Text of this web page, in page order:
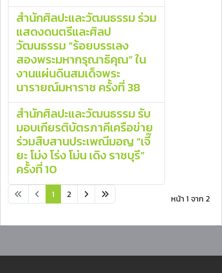
สำนักศิลปะและวัฒนธรรม ร่วม
แสดงดนตรีและศิลป
วัฒนธรรม “ร้อยบรรเลง
สองพระมหากรุณาธิคุณ” ใน
งานแผ่นดินสมเด็จพระ
นารายณ์มหาราช ครั้งที่ 38
สำนักศิลปะและวัฒนธรรม รับ
มอบเกียรติบัตรภาคีเครือข่าย
ร่วมสืบสานประเพณีมอญ “เจี๊
ยะ โม่ง โร่ง โม่น เดิง ราชบุรี”
ครั้งที่ 10
หน้า 1 จาก 2
1 2